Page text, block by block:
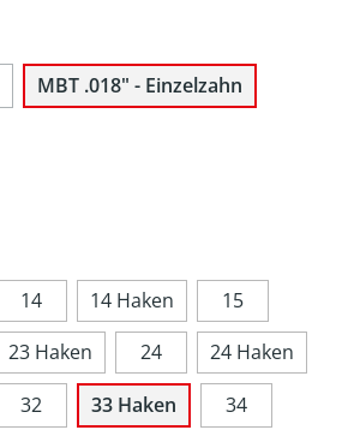
MBT .018" - Einzelzahn
14 14 Haken
15
23 Haken 24
24 Haken
32 33 Haken
34